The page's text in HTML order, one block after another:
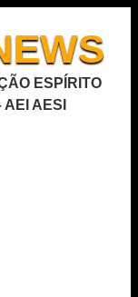
ESPÍRITO
AESI